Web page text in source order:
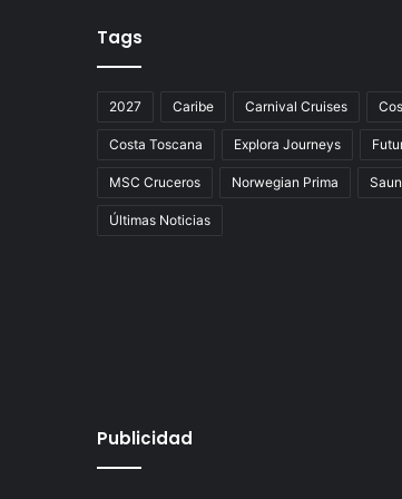
Tags
2027 Caribe Carnival Cruises
Costa Toscana Explora Journeys
MSC Cruceros Norwegian Prima
Últimas Noticias
Publicidad